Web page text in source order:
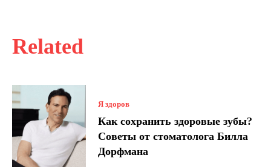
Related
Я здоров
Как сохранить здоровые зубы?
Советы от стоматолога Билла
Дорфмана